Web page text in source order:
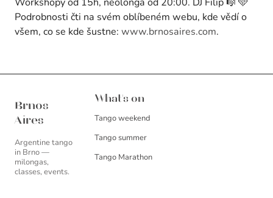
Podrobnosti čti na svém oblíbeném webu, kde vědí o
všem, co se kde šustne:www.brnosaires.com.
Brnos
Aires
Argentine tango
in Brno —
milongas,
classes, events.
What's on
Tango weekend
Tango summer
Tango Marathon